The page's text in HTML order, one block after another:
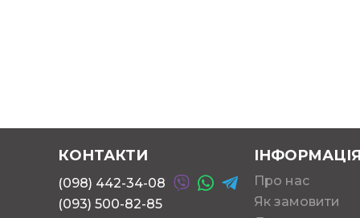
КОНТАКТИ
(098) 442-34-08
(093) 500-82-85
ІНФОРМАЦІЯ
Про нас
Як замовити